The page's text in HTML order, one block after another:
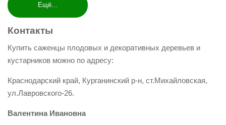
Ещё...
Контакты
Купить саженцы плодовых и декоративных деревьев и
кустарников можно по адресу:
Краснодарский край, Курганинский р-н, ст.Михайловская,
ул.Лавровского-26.
Валентина Ивановна